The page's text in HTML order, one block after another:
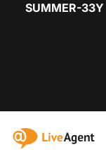
SUMMER-33Y
:site.title